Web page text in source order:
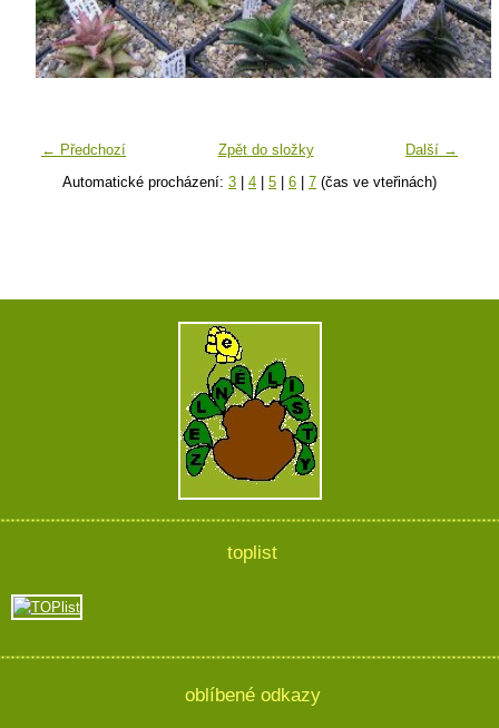
← Předchozí Další →
Zpět do složky
Automatické procházení: 3 | 4 | 5 | 6 | 7 (čas ve vteřinách)
toplist
oblíbené odkazy